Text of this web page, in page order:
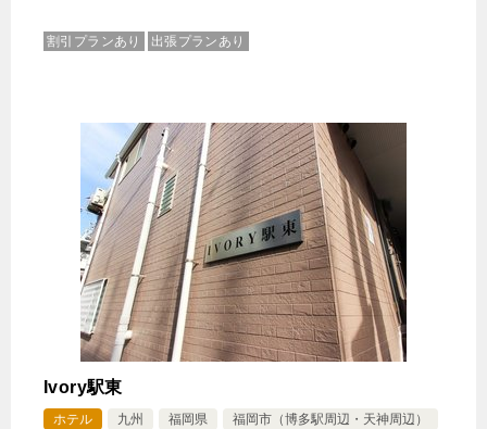
割引プランあり 出張プランあり
Ivory駅東
ホテル 九州 福岡県
福岡市（博多駅周辺・天神周辺）